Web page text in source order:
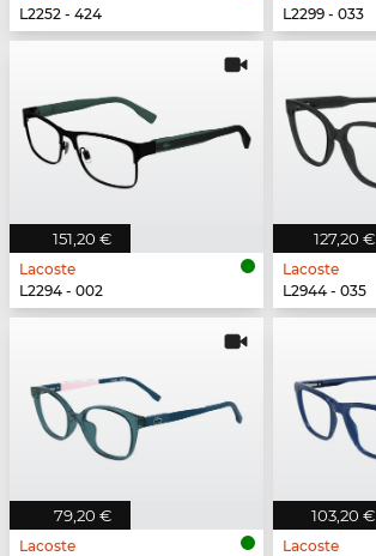
L2252 - 424
L2299 - 033
151,20 €
Lacoste
L2294 - 002
127,20 €
Lacoste
L2944 - 035
79,20 €
Lacoste
103,20 €
Lacoste